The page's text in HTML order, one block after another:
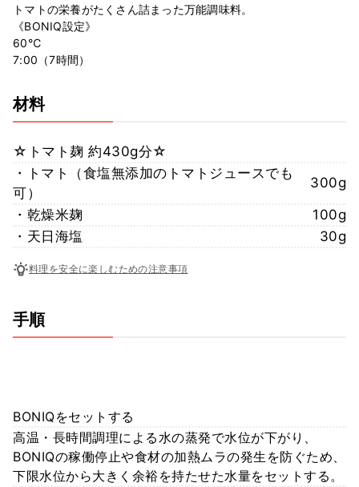
トマトの栄養がたくさん詰まった万能調味料。
《BONIQ設定》
60℃
7:00（7時間）
材料
☆トマト麹 約430g分☆
・トマト（食塩無添加のトマトジュースでも
可）
300g
・乾燥米麹
100g
・天日海塩
30g
料理を安全に楽しむための注意事項
手順
BONIQをセットする
高温・長時間調理による水の蒸発で水位が下がり、
BONIQの稼働停止や食材の加熱ムラの発生を防ぐため、
下限水位から大きく余裕を持たせた水量をセットする。